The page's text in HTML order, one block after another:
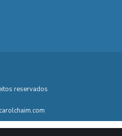
reservados